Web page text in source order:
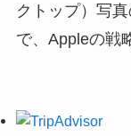
クトップ）写
で、Appleの戦